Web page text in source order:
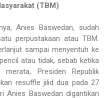
(TBM)
Anies Baswedan, sudah
perpustakaan atau TBM.
sampai menyentuh ke
atau tidak, sebab ketika
Presiden Republik
resuffle jilid dua pada 27
Anies Baswedan digantikan